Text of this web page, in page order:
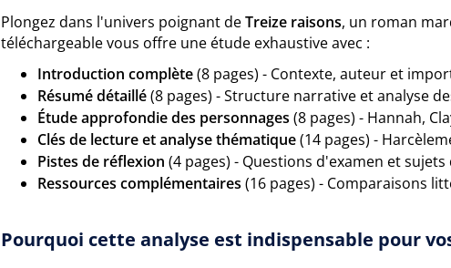
Plongez dans l'univers poignant deTreize raisons, un roman
téléchargeable vous offre une étude exhaustive avec :
Introduction complète(8 pages) - Contexte, auteur et
Résumé détaillé(8 pages) - Structure narrative et analyse
Étude approfondie des personnages (8 pages) - Hannah,
Clés de lecture et analyse thématique(14 pages) -
Pistes de réflexion (4 pages) - Questions d'examen et
Ressources complémentaires (16 pages) - Comparaisons
Pourquoi cette analyse est indispensable pour